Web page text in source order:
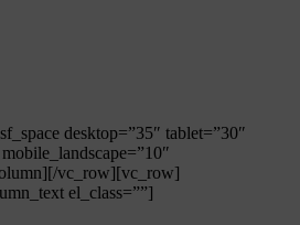
desktop=”35″ tablet=”30″
vc_row][vc_row]
el_class=””]